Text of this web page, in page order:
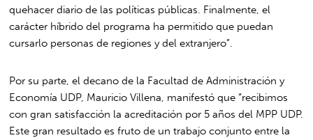
quehacer diario de las políticas públicas. Finalmente, el
carácter híbrido del programa ha permitido que puedan
cursarlo personas de regiones y del extranjero”.
Por su parte, el decano de la Facultad de Administración y
Economía UDP, Mauricio Villena, manifestó que “recibimos
con gran satisfacción la acreditación por 5 años del MPP UDP.
Este gran resultado es fruto de un trabajo conjunto entre la